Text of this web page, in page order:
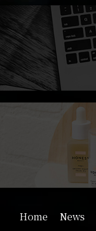
Home News